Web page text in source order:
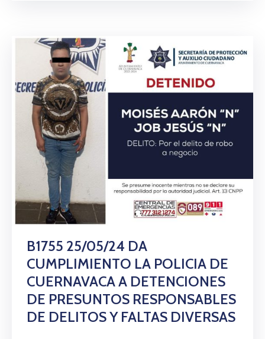
B1755 25/05/24 DA
CUMPLIMIENTO LA POLICIA DE
CUERNAVACA A DETENCIONES
DE PRESUNTOS RESPONSABLES
DE DELITOS Y FALTAS DIVERSAS